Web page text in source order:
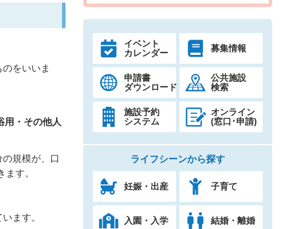
をいいま
用・その他人
規模が、口
す。
ます。
イベント
カレンダー
募集情報
申請書
ダウンロード
公共施設
検索
施設予約
システム
オンライン
(窓口･申請)
ライフシーンから探す
妊娠・出産 子育て
入園・入学 結婚・離婚